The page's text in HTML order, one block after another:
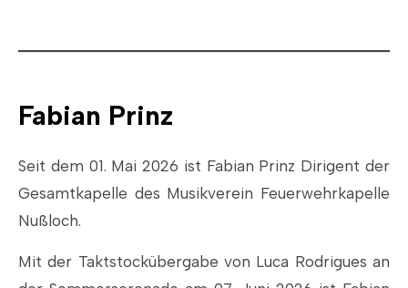
Fabian Prinz
Seit dem 01. Mai 2026 ist Fabian Prinz Dirigent der
Gesamtkapelle des Musikverein Feuerwehrkapelle
Nußloch.
Mit der Taktstockübergabe von Luca Rodrigues an